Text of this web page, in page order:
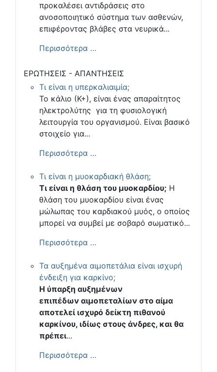
προκαλέσει αντιδράσεις στο
ανοσοποιητικό σύστημα των ασθενών,
επιφέροντας βλάβες στα νευρικά...
Περισσότερα …
ΕΡΩΤΗΣΕΙΣ - ΑΠΑΝΤΗΣΕΙΣ
Τι είναι η υπερκαλιαιμία;
Το κάλιο (Κ+), είναι ένας απαραίτητος
ηλεκτρολύτης για τη φυσιολογική
λειτουργία του οργανισμού. Είναι βασικό
στοιχείο για...
Περισσότερα …
Τι είναι η μυοκαρδιακή θλάση;
Τι είναι η θλάση του μυοκαρδίου; Η
θλάση του μυοκαρδίου είναι ένας
μώλωπας του καρδιακού μυός, ο οποίος
μπορεί να συμβεί με σοβαρό σωματικό...
Περισσότερα …
Τα αυξημένα αιμοπετάλια είναι ισχυρή
ένδειξη για καρκίνο;
Η ύπαρξη αυξημένων
επιπέδων αιμοπεταλίων στο αίμα
αποτελεί ισχυρό δείκτη πιθανού
καρκίνου, ιδίως στους άνδρες, και θα
πρέπει...
Περισσότερα …